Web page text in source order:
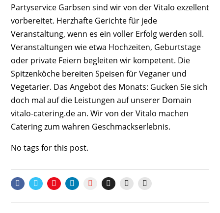
Partyservice Garbsen sind wir von der Vitalo exzellent
vorbereitet. Herzhafte Gerichte für jede
Veranstaltung, wenn es ein voller Erfolg werden soll.
Veranstaltungen wie etwa Hochzeiten, Geburtstage
oder private Feiern begleiten wir kompetent. Die
Spitzenköche bereiten Speisen für Veganer und
Vegetarier. Das Angebot des Monats: Gucken Sie sich
doch mal auf die Leistungen auf unserer Domain
vitalo-catering.de an. Wir von der Vitalo machen
Catering zum wahren Geschmackserlebnis.
No tags for this post.